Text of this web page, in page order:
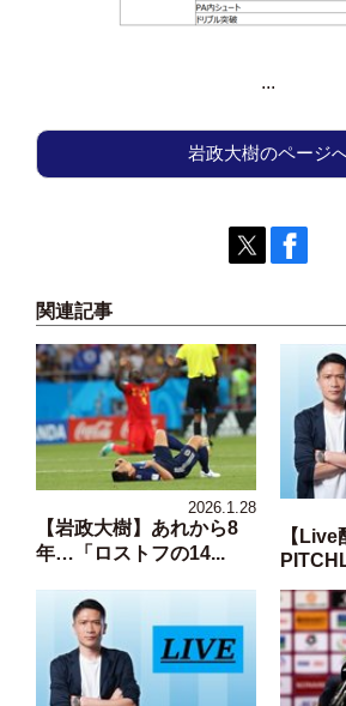
...
岩政大樹のページ
関連記事
2026.1.28
【岩政大樹】あれから8
年…「ロストフの14...
【Live